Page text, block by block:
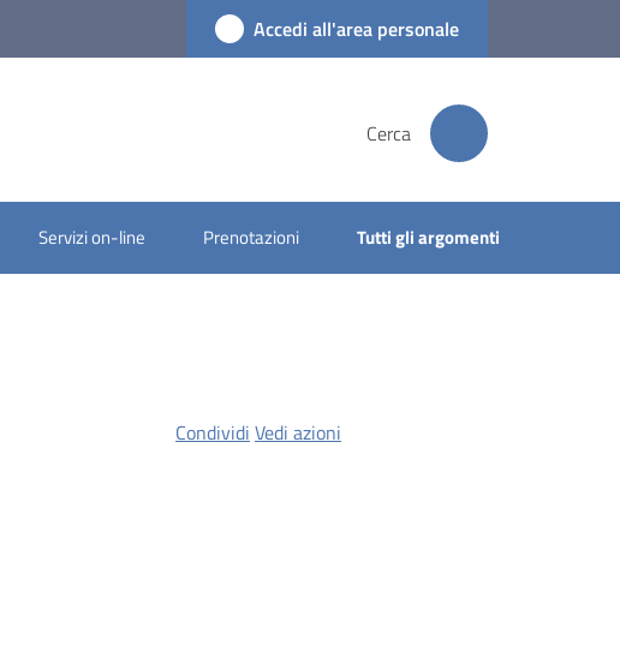
Accedi all'area personale
Cerca
Servizi on-line Prenotazioni Tutti gli argomenti
Condividi Vedi azioni